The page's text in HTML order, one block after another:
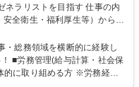
ストを目指す 仕事の内
全衛生・福利厚生等）からお
務へ守備範囲を広げ、組織運
生、健康経営推進等をお任せ
幅広く経験を積んでいただき
総務領域を横断的に経験し
保
的に取り組める方 ※労務経験